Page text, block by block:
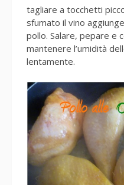
tagliare a tocchetti
sfumato il vino
pollo. Salare, pepare e
mantenere l’umidità
lentamente.